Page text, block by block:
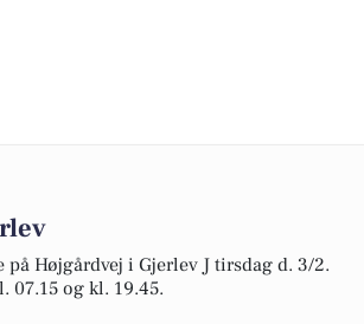
Højgårdvej i Gjerlev J tirsdag d. 3/2.
og kl. 19.45.